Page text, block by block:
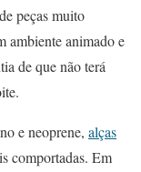
peças muito
ambiente animado e
de que não terá
e neoprene, alças
comportadas. Em